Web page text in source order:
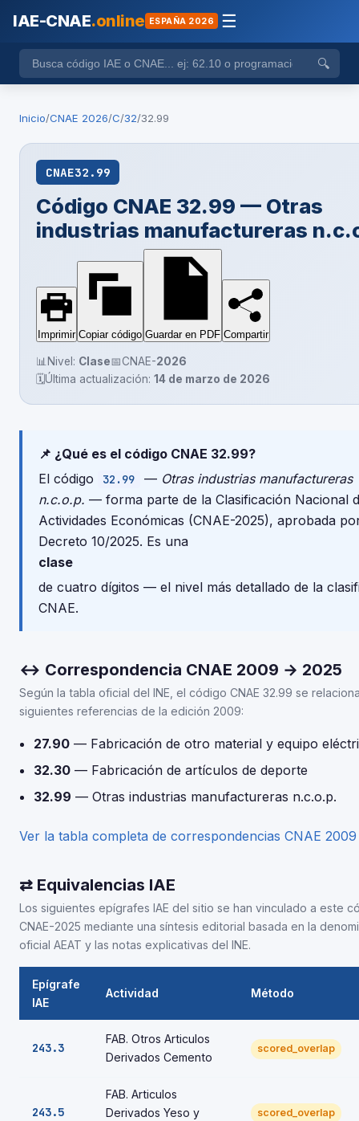
IAE-CNAE.online ESPAÑA 2026 ☰
🔍
Inicio/CNAE 2026/C/32/32.99
CNAE32.99
Código CNAE 32.99 — Otras
industrias manufactureras
Imprimir Copiar código Guardar en PDF Compartir
📊 Nivel: Clase📅CNAE-2026
🗓️Última actualización: 14 de marzo de 2026
📌 ¿Qué es el código CNAE 32.99?
El código
32.99 — Otras industrias manufactureras
n.c.o.p. — forma parte de la Clasificación Nacional
Actividades Económicas (CNAE-2025), aprobada
Decreto 10/2025. Es una
clase
de cuatro dígitos — el nivel más detallado de la
CNAE.
↔ Correspondencia CNAE 2009 → 2025
Según la tabla oficial del INE, el código CNAE 32.99 se
siguientes referencias de la edición 2009:
27.90— Fabricación de otro material y equipo
32.30— Fabricación de artículos de deporte
32.99 — Otras industrias manufactureras n.c.o.p.
Ver la tabla completa de correspondencias CNAE
⇄ Equivalencias IAE
Los siguientes epígrafes IAE del sitio se han vinculado a este
CNAE-2025 mediante una síntesis editorial basada en la
oficial AEAT y las notas explicativas del INE.
Epígrafe
IAE
Actividad Método
243.3
FAB. Otros Articulos
Derivados Cemento
scored_overlap
243.5
FAB. Articulos
Derivados Yeso y
scored_overlap